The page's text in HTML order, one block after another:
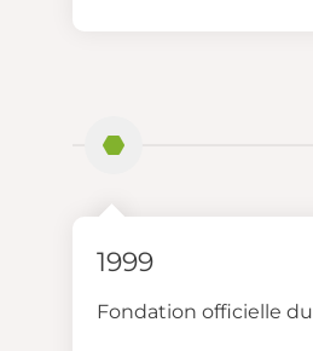
1999
Fondation officielle du